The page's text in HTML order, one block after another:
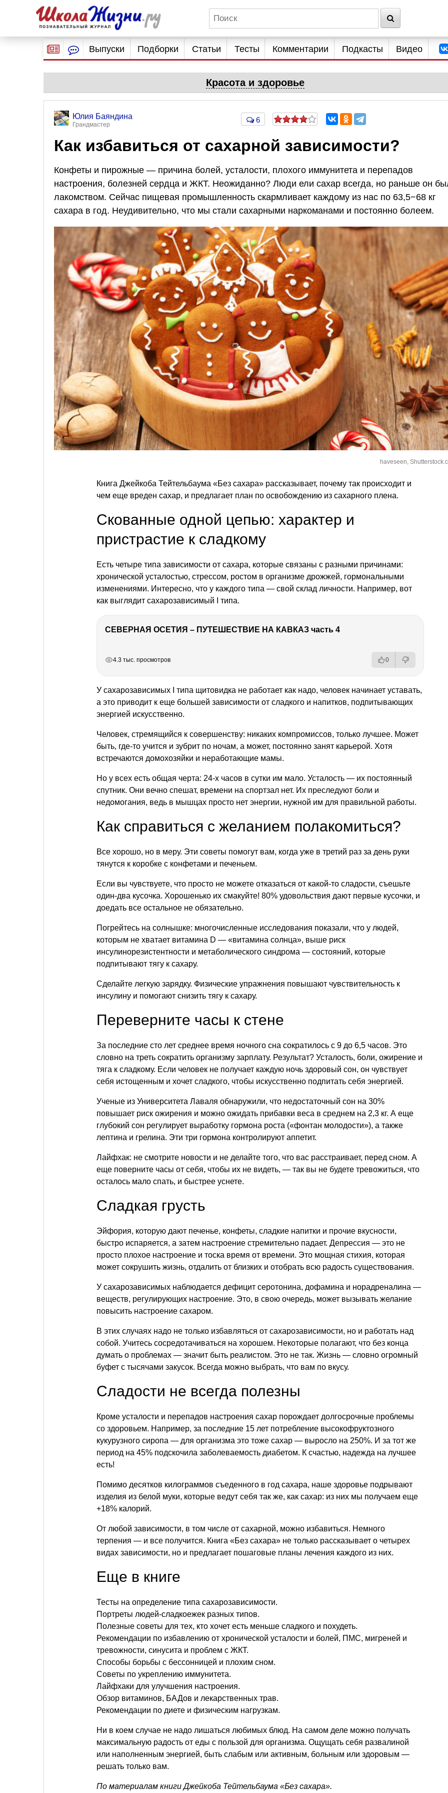
Выпуски Подборки Статьи Тесты Комментарии Подкасты Видео
Красота и здоровье
Юлия Баяндина
Грандмастер
6
Как избавиться от сахарной зависимости?
Конфеты и пирожные — причина болей, усталости, плохого иммунитета и перепадов
настроения, болезней сердца и ЖКТ. Неожиданно? Люди ели сахар всегда, но раньше он
лакомством. Сейчас пищевая промышленность скармливает каждому из нас по 63,5−68 кг
сахара в год. Неудивительно, что мы стали сахарными наркоманами и постоянно болеем.
haveseen,
Книга Джейкоба Тейтельбаума «Без сахара» рассказывает, почему так происходит и
чем еще вреден сахар, и предлагает план по освобождению из сахарного плена.
Скованные одной цепью: характер и
пристрастие к сладкому
Есть четыре типа зависимости от сахара, которые связаны с разными причинами:
хронической усталостью, стрессом, ростом в организме дрожжей, гормональными
изменениями. Интересно, что у каждого типа — свой склад личности. Например, вот
как выглядит сахарозависимый I типа.
СЕВЕРНАЯ ОСЕТИЯ – ПУТЕШЕСТВИЕ НА КАВКАЗ часть 4
4.3 тыс. просмотров 0
У сахарозависимых I типа щитовидка не работает как надо, человек начинает уставать,
а это приводит к еще большей зависимости от сладкого и напитков, подпитывающих
энергией искусственно.
Человек, стремящийся к совершенству: никаких компромиссов, только лучшее. Может
быть, где-то учится и зубрит по ночам, а может, постоянно занят карьерой. Хотя
встречаются домохозяйки и неработающие мамы.
Но у всех есть общая черта: 24-х часов в сутки им мало. Усталость — их постоянный
спутник. Они вечно спешат, времени на спортзал нет. Их преследуют боли и
недомогания, ведь в мышцах просто нет энергии, нужной им для правильной работы.
Как справиться с желанием полакомиться?
Все хорошо, но в меру. Эти советы помогут вам, когда уже в третий раз за день руки
тянутся к коробке с конфетами и печеньем.
Если вы чувствуете, что просто не можете отказаться от какой-то сладости, съешьте
один-два кусочка. Хорошенько их смакуйте! 80% удовольствия дают первые кусочки, и
доедать все остальное не обязательно.
Погрейтесь на солнышке: многочисленные исследования показали, что у людей,
которым не хватает витамина D — «витамина солнца», выше риск
инсулинорезистентности и метаболического синдрома — состояний, которые
подпитывают тягу к сахару.
Сделайте легкую зарядку. Физические упражнения повышают чувствительность к
инсулину и помогают снизить тягу к сахару.
Переверните часы к стене
За последние сто лет среднее время ночного сна сократилось с 9 до 6,5 часов. Это
словно на треть сократить организму зарплату. Результат? Усталость, боли, ожирение и
тяга к сладкому. Если человек не получает каждую ночь здоровый сон, он чувствует
себя истощенным и хочет сладкого, чтобы искусственно подпитать себя энергией.
Ученые из Университета Лаваля обнаружили, что недостаточный сон на 30%
повышает риск ожирения и можно ожидать прибавки веса в среднем на 2,3 кг. А еще
глубокий сон регулирует выработку гормона роста («фонтан молодости»), а также
лептина и грелина. Эти три гормона контролируют аппетит.
Лайфхак: не смотрите новости и не делайте того, что вас расстраивает, перед сном. А
еще поверните часы от себя, чтобы их не видеть, — так вы не будете тревожиться, что
осталось мало спать, и быстрее уснете.
Сладкая грусть
Эйфория, которую дают печенье, конфеты, сладкие напитки и прочие вкусности,
быстро испаряется, а затем настроение стремительно падает. Депрессия — это не
просто плохое настроение и тоска время от времени. Это мощная стихия, которая
может сокрушить жизнь, отдалить от близких и отобрать всю радость существования.
У сахарозависимых наблюдается дефицит серотонина, дофамина и норадреналина —
веществ, регулирующих настроение. Это, в свою очередь, может вызывать желание
повысить настроение сахаром.
В этих случаях надо не только избавляться от сахарозависимости, но и работать над
собой. Учитесь сосредотачиваться на хорошем. Некоторые полагают, что без конца
думать о проблемах — значит быть реалистом. Это не так. Жизнь — словно огромный
буфет с тысячами закусок. Всегда можно выбрать, что вам по вкусу.
Сладости не всегда полезны
Кроме усталости и перепадов настроения сахар порождает долгосрочные проблемы
со здоровьем. Например, за последние 15 лет потребление высокофруктозного
кукурузного сиропа — для организма это тоже сахар — выросло на 250%. И за тот же
период на 45% подскочила заболеваемость диабетом. К счастью, надежда на лучшее
есть!
Помимо десятков килограммов съеденного в год сахара, наше здоровье подрывают
изделия из белой муки, которые ведут себя так же, как сахар: из них мы получаем еще
+18% калорий.
От любой зависимости, в том числе от сахарной, можно избавиться. Немного
терпения — и все получится. Книга «Без сахара» не только рассказывает о четырех
видах зависимости, но и предлагает пошаговые планы лечения каждого из них.
Еще в книге
Тесты на определение типа сахарозависимости.
Портреты людей-сладкоежек разных типов.
Полезные советы для тех, кто хочет есть меньше сладкого и похудеть.
Рекомендации по избавлению от хронической усталости и болей, ПМС, мигреней и
тревожности, синусита и проблем с ЖКТ.
Способы борьбы с бессонницей и плохим сном.
Советы по укреплению иммунитета.
Лайфхаки для улучшения настроения.
Обзор витаминов, БАДов и лекарственных трав.
Рекомендации по диете и физическим нагрузкам.
Ни в коем случае не надо лишаться любимых блюд. На самом деле можно получать
максимальную радость от еды с пользой для организма. Ощущать себя развалиной
или наполненным энергией, быть слабым или активным, больным или здоровым —
решать только вам.
По материалам книги Джейкоба Тейтельбаума «Без сахара».